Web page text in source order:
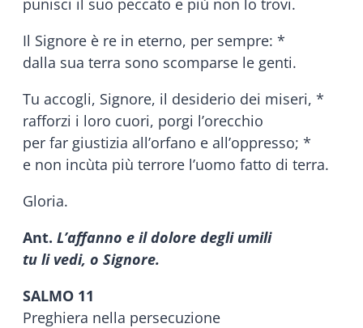
Il Signore è re in eterno, per sempre: *
dalla sua terra sono scomparse le genti.
Tu accogli, Signore, il desiderio dei miseri, *
rafforzi i loro cuori, porgi l’orecchio
per far giustizia all’orfano e all’oppresso; *
e non incùta più terrore l’uomo fatto di terra.
Gloria.
Ant. L’affanno e il dolore degli umili
tu li vedi, o Signore.
SALMO 11
Preghiera nella persecuzione